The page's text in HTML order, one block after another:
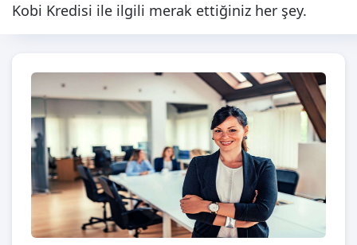
Kobi Kredisi ile ilgili merak ettiğiniz her şey.